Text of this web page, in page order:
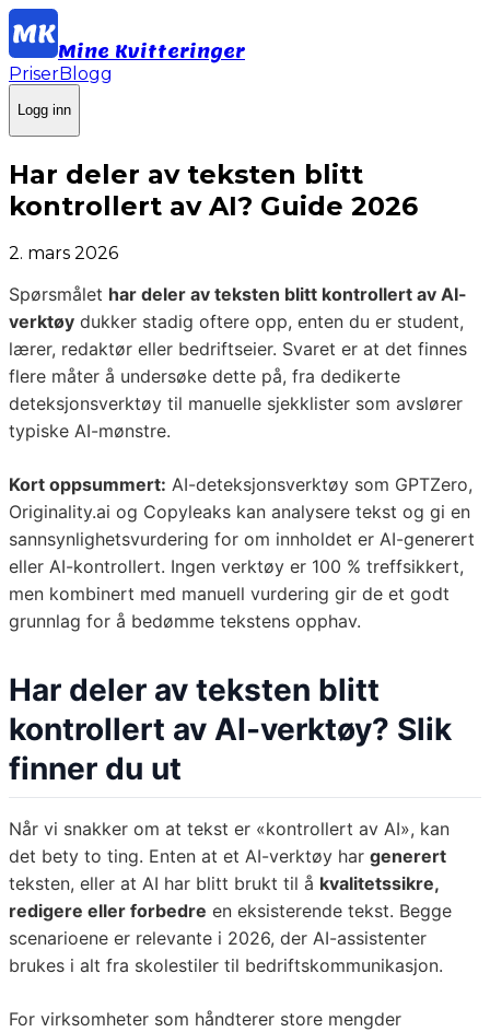
Mine Kvitteringer
PriserBlogg
Logg inn
Har deler av teksten blitt
kontrollert av AI? Guide 2026
2. mars 2026
Spørsmålet har deler av teksten blitt kontrollert av AI-
verktøy dukker stadig oftere opp, enten du er student,
lærer, redaktør eller bedriftseier. Svaret er at det finnes
flere måter å undersøke dette på, fra dedikerte
deteksjonsverktøy til manuelle sjekklister som avslører
typiske AI-mønstre.
Kort oppsummert: AI-deteksjonsverktøy som GPTZero,
Originality.ai og Copyleaks kan analysere tekst og gi en
sannsynlighetsvurdering for om innholdet er AI-generert
eller AI-kontrollert. Ingen verktøy er 100 % treffsikkert,
men kombinert med manuell vurdering gir de et godt
grunnlag for å bedømme tekstens opphav.
Har deler av teksten blitt
kontrollert av AI-verktøy? Slik
finner du ut
Når vi snakker om at tekst er «kontrollert av AI», kan
det bety to ting. Enten at et AI-verktøy har generert
teksten, eller at AI har blitt brukt til å kvalitetssikre,
redigere eller forbedre en eksisterende tekst. Begge
scenarioene er relevante i 2026, der AI-assistenter
brukes i alt fra skolestiler til bedriftskommunikasjon.
For virksomheter som håndterer store mengder